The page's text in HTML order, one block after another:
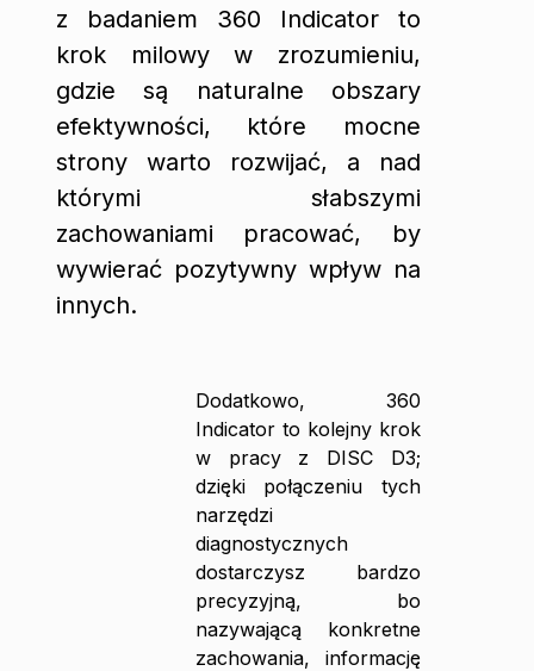
z badaniem 360 Indicator to
krok milowy w zrozumieniu,
gdzie są naturalne obszary
efektywności, które mocne
strony warto rozwijać, a nad
którymi słabszymi
zachowaniami pracować, by
wywierać pozytywny wpływ na
innych.
Dodatkowo, 360
Indicator to kolejny krok
w pracy z DISC D3;
dzięki połączeniu tych
narzędzi
diagnostycznych
dostarczysz bardzo
precyzyjną, bo
nazywającą konkretne
zachowania, informację